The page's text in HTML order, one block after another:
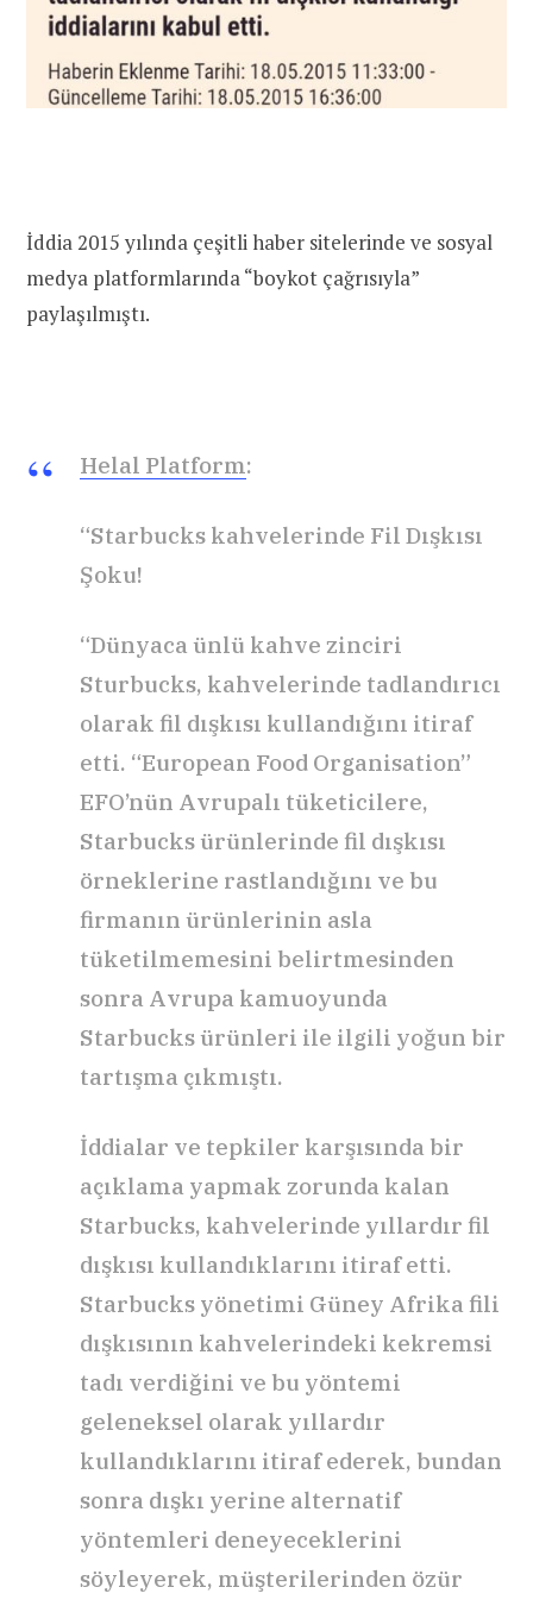
İddia 2015 yılında çeşitli haber sitelerinde ve sosyal
medya platformlarında “boykot çağrısıyla”
paylaşılmıştı.
Helal Platform:
“Starbucks kahvelerinde Fil Dışkısı
Şoku!
“Dünyaca ünlü kahve zinciri
Sturbucks, kahvelerinde tadlandırıcı
olarak fil dışkısı kullandığını itiraf
etti. “European Food Organisation”
EFO’nün Avrupalı tüketicilere,
Starbucks ürünlerinde fil dışkısı
örneklerine rastlandığını ve bu
firmanın ürünlerinin asla
tüketilmemesini belirtmesinden
sonra Avrupa kamuoyunda
Starbucks ürünleri ile ilgili yoğun bir
tartışma çıkmıştı.
İddialar ve tepkiler karşısında bir
açıklama yapmak zorunda kalan
Starbucks, kahvelerinde yıllardır fil
dışkısı kullandıklarını itiraf etti.
Starbucks yönetimi Güney Afrika fili
dışkısının kahvelerindeki kekremsi
tadı verdiğini ve bu yöntemi
geleneksel olarak yıllardır
kullandıklarını itiraf ederek, bundan
sonra dışkı yerine alternatif
yöntemleri deneyeceklerini
söyleyerek, müşterilerinden özür